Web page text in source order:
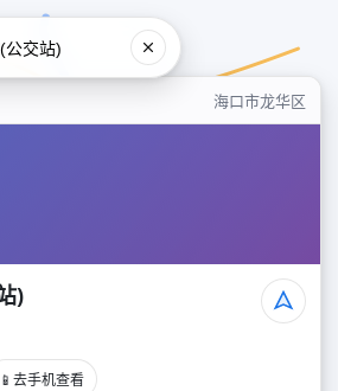
海口市龙华区
)
📱 去手机查看